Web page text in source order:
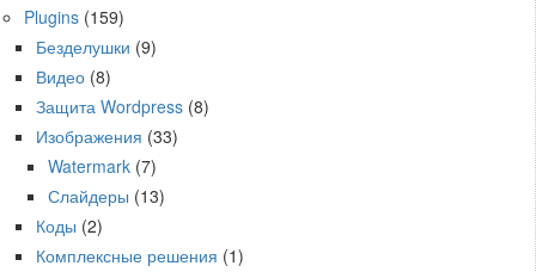
Plugins (159)
Безделушки (9)
Видео (8)
Защита Wordpress (8)
Изображения (33)
Watermark (7)
Слайдеры (13)
Коды (2)
Комплексные решения (1)